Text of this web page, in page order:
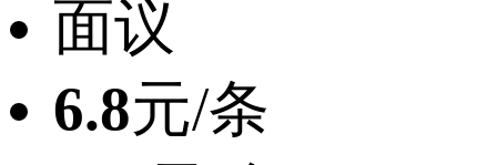
面议
6.8元/条